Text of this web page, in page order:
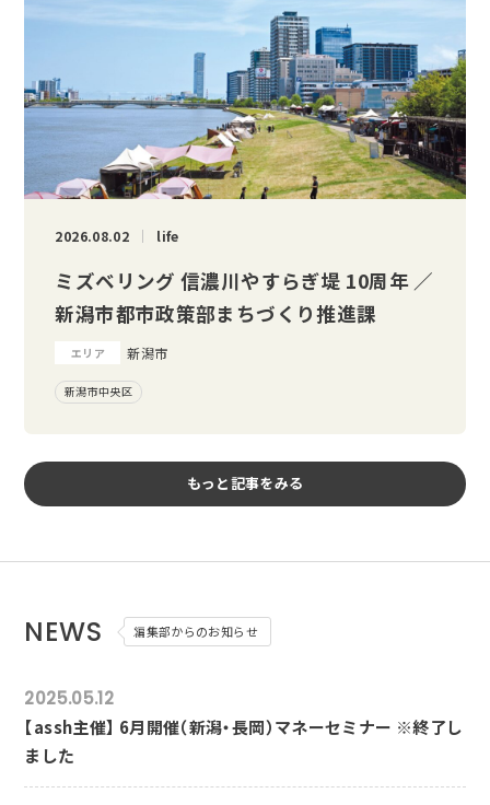
2026.08.02 life
ミズベリング 信濃川やすらぎ堤 10周年 ／
新潟市都市政策部まちづくり推進課
エリア 新潟市
新潟市中央区
もっと記事をみる
NEWS 編集部からのお知らせ
2025.05.12
【assh主催】 6月開催（新潟・長岡）マネーセミナー ※終了し
ました